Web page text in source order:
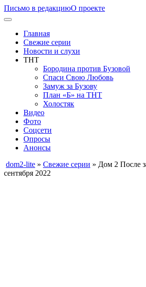
Письмо в редакциюО проекте
Главная
Свежие серии
Новости и слухи
ТНТ
Бородина против Бузовой
Спаси Свою Любовь
Замуж за Бузову
План «Б» на ТНТ
Холостяк
Видео
Фото
Соцсети
Опросы
Анонсы
dom2-lite » Свежие серии » Дом 2 После
сентября 2022